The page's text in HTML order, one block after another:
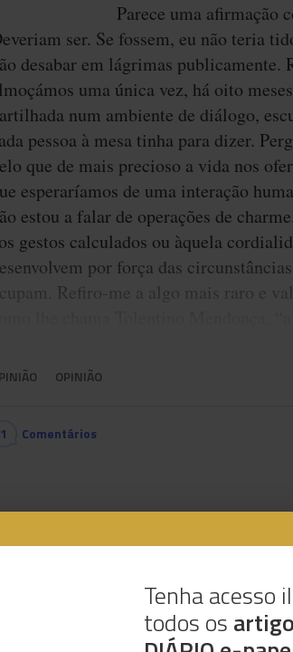
Parece uma afirmação
ser. Se fossem, eu não teria
desabar em lágrimas publicamente.
uma única vez, há oito
num ambiente de diálogo,
pessoa à mesa tinha para dizer.
que de mais precioso a vida nos
esperaríamos de uma interação
estou a falar de operações de
gestos calculados ou àquela
por força das
Refiro-me a algo mais raro e
Tenha acesso
todos os
OPINIÃO
1 Comentários
Fernão de Ornelas, 56 - 3º